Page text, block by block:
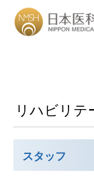
リハビリテ
スタッフ